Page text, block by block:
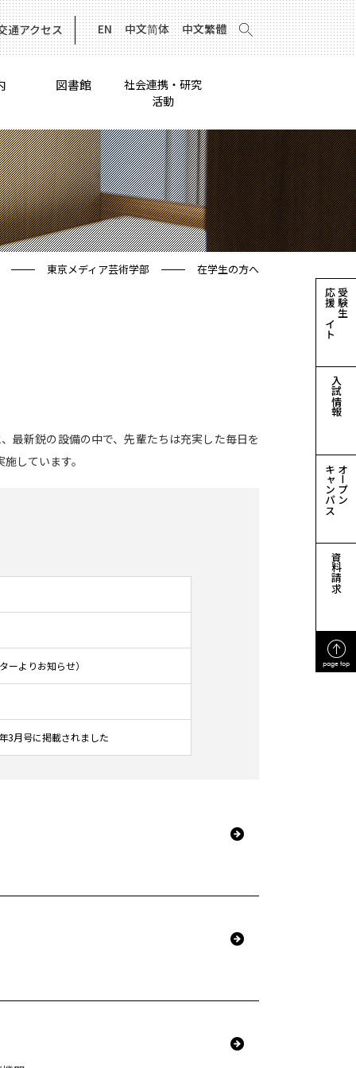
通アクセス EN 中文简体 中文繁體
図書館
社会連携・研究
活動
受験生
応援サイト
入試情報
オープン
キャンパス
資料請求
page top
東京メディア芸術学部 在学生の方へ
最新鋭の設備の中で、先輩たちは充実した毎日を
しています。
よりお知らせ）
3月号に掲載されました